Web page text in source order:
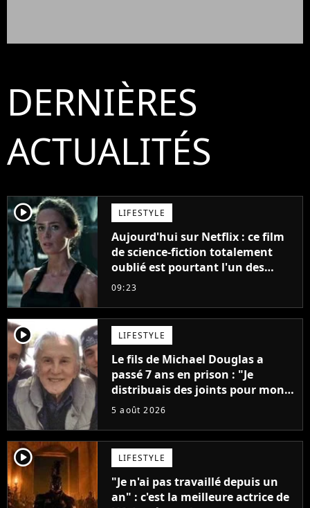
DERNIÈRES
ACTUALITÉS
player2 LIFESTYLE
Aujourd'hui sur Netflix : ce film
de science-fiction totalement
oublié est pourtant l'un des
meilleurs des années 2010
09:23
player2 LIFESTYLE
Le fils de Michael Douglas a
passé 7 ans en prison : "Je
distribuais des joints pour mon
père"
5 août 2026
player2 LIFESTYLE
"Je n'ai pas travaillé depuis un
an" : c'est la meilleure actrice de